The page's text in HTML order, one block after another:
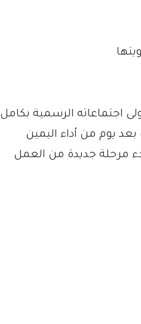
اجتماعاته الرسمية بكامل
يوم من أداء اليمين
مرحلة جديدة من العمل